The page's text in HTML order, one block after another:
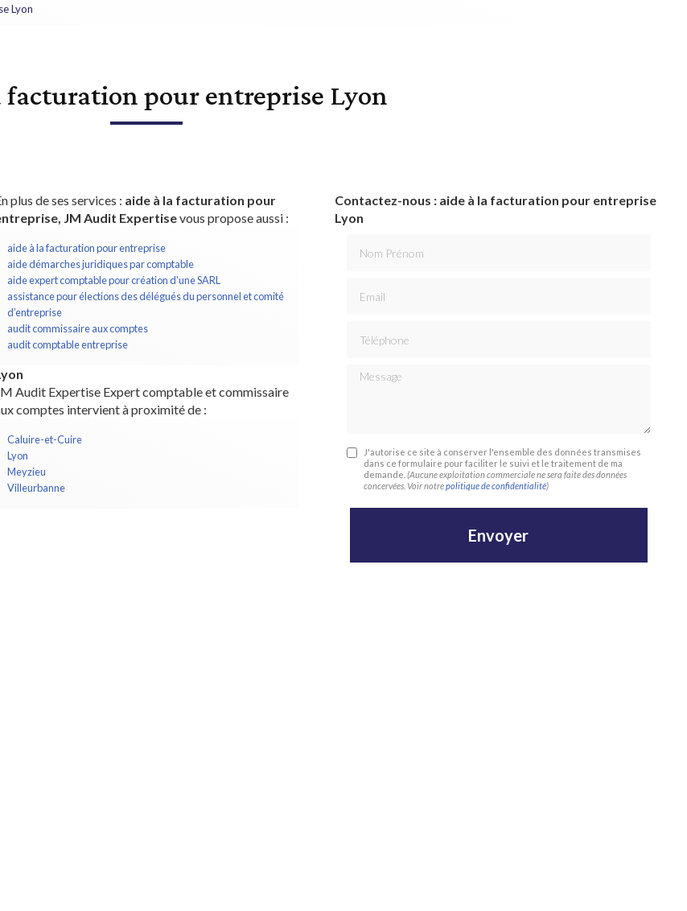
Lyon
facturation pour entreprise Lyon
plus de ses services : aide à la facturation pour
JM Audit Expertisevous propose aussi :
aide à la facturation pour entreprise
aide démarches juridiques par comptable
aide expert comptable pour création d'une SARL
assistance pour élections des délégués du personnel et comité
d’entreprise
audit commissaire aux comptes
audit comptable entreprise
Audit Expertise Expert comptable et commissaire
comptes intervient à proximité de :
Caluire-et-Cuire
Lyon
Meyzieu
Villeurbanne
Contactez-nous : aide à la facturation pour entreprise
Lyon
Message
J'autorise ce site à conserver l'ensemble des données transmises
dans ce formulaire pour faciliter le suivi et le traitement de ma
demande. (Aucune exploitation commerciale ne sera faite des données
concervées. Voir notrepolitique de confidentialité)